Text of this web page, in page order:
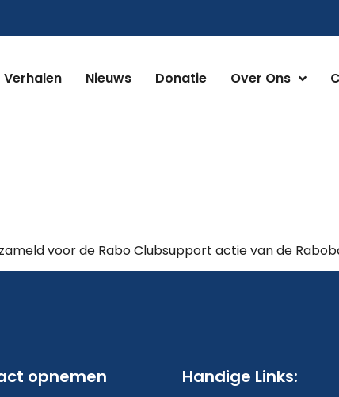
Verhalen Nieuws Donatie Over Ons
voor de Rabo Clubsupport actie van de
opnemen Handige Links: